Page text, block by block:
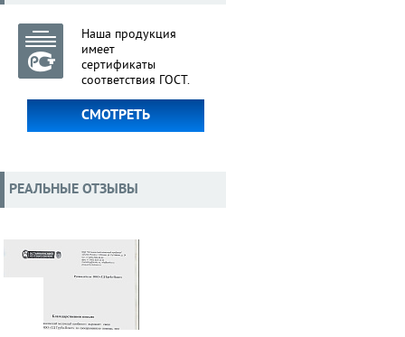
Наша продукция
имеет
сертификаты
соответствия ГОСТ.
СМОТРЕТЬ
РЕАЛЬНЫЕ ОТЗЫВЫ